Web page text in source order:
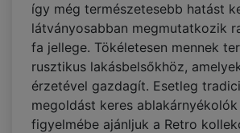
így még természetesebb hatást
látványosabban megmutatkozik
fa jellege. Tökéletesen mennek
rusztikus lakásbelsőkhöz,
érzetével gazdagít. Esetleg
megoldást keres
figyelmébe ajánljuk a Retro